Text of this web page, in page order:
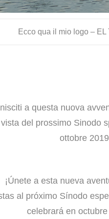
Ecco qua il mio logo –
a questa nuova
del prossimo Sinodo
ottobre
¡Únete a esta nueva
al próximo Sínodo
celebrará en